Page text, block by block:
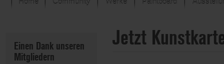
Der letzte Monat im Fokus
Alle Fokus-Werke
Einen Dank unseren
Mitgliedern
Jetzt